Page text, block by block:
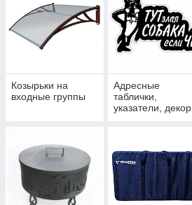
Козырьки на
входные группы
Адресные
таблички,
указатели, декор